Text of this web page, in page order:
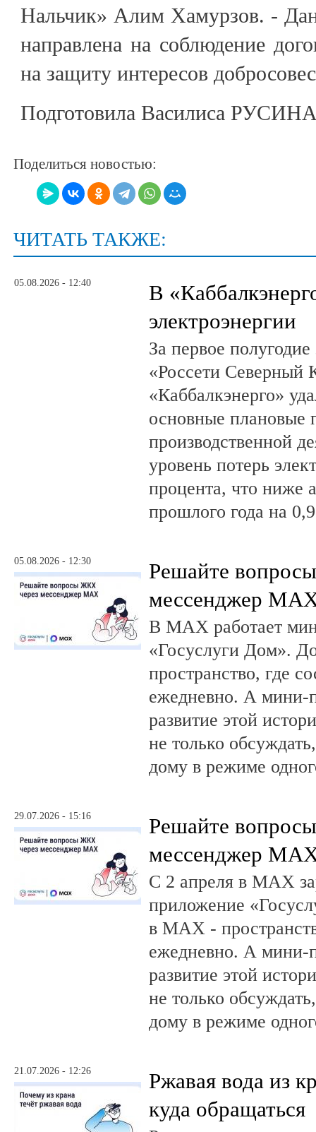
Нальчик» Алим Хамурзов. -
направлена на соблюдение
на защиту интересов
Подготовила Василиса
Поделиться новостью:
ЧИТАТЬ ТАКЖЕ:
05.08.2026 - 12:40
В
электроэнергии
За первое
«Россети Северный
«Каббалкэнерго»
основные плановые
производственной
уровень потерь
процента, что ниже
прошлого года на
05.08.2026 - 12:30
Решайте
мессенджер
В MAX работает
«Госуслуги Дом».
пространство, где
ежедневно. А мини-
развитие этой
не только
дому в режиме
29.07.2026 - 15:16
Решайте
мессенджер
С 2 апреля в MAX
приложение
в MAX -
ежедневно. А мини-
развитие этой
не только
дому в режиме
21.07.2026 - 12:26
Ржавая вода из
куда обращаться